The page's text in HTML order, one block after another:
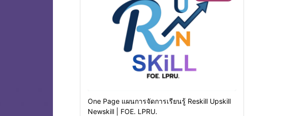
One Page แผนการจัดการเรียนรู้ Reskill Upskill
Newskill | FOE. LPRU.